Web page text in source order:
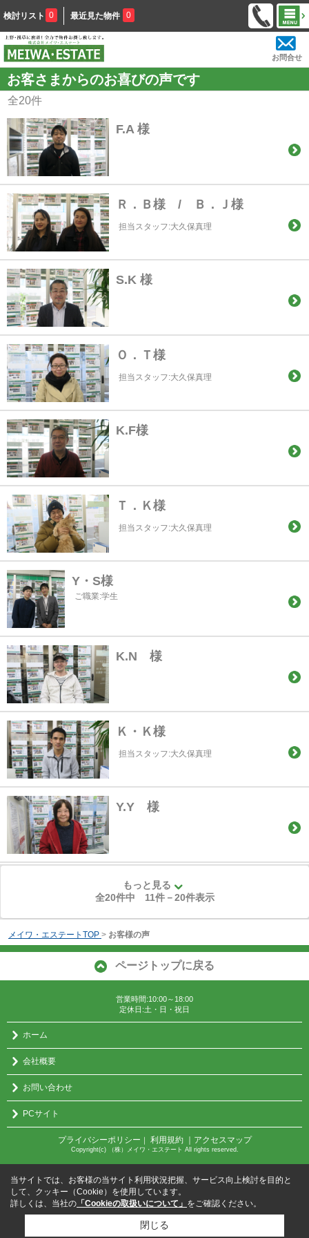
検討リスト 0 最近見た物件 0
お問合せ
お客さまからのお喜びの声です
全20件
F.A 様
Ｒ．Ｂ様 / Ｂ．Ｊ様
担当スタッフ:大久保真理
S.K 様
Ｏ．Ｔ様
担当スタッフ:大久保真理
K.F様
Ｔ．Ｋ様
担当スタッフ:大久保真理
Y・S様
ご職業:学生
K.N 様
Ｋ・Ｋ様
担当スタッフ:大久保真理
Y.Y 様
もっと見る
全20件中 11件－20件表示
メイワ・エステートTOP > お客様の声
ページトップに戻る
営業時間:10:00～18:00
定休日:土・日・祝日
ホーム
会社概要
お問い合わせ
PCサイト
プライバシーポリシー ｜ 利用規約 ｜アクセスマップ
Copyright(c) （株）メイワ・エステート All rights reserved.
当サイトでは、お客様の当サイト利用状況把握、サービス向上検討を目的と
して、クッキー（Cookie）を使用しています。
詳しくは、当社の 「Cookieの取扱いについて」 をご確認ください。
閉じる